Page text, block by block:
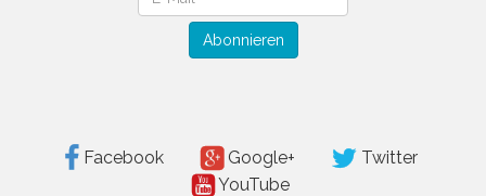
Abonnieren
Facebook Google+
Twitter
YouTube